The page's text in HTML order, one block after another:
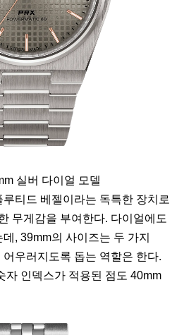
실버 다이얼 모델
티드 베젤이라는 독특한 장치로
무게감을 부여한다. 다이얼에도
, 39mm의 사이즈는 두 가지
우러지도록 돕는 역할은 한다.
자 인덱스가 적용된 점도 40mm